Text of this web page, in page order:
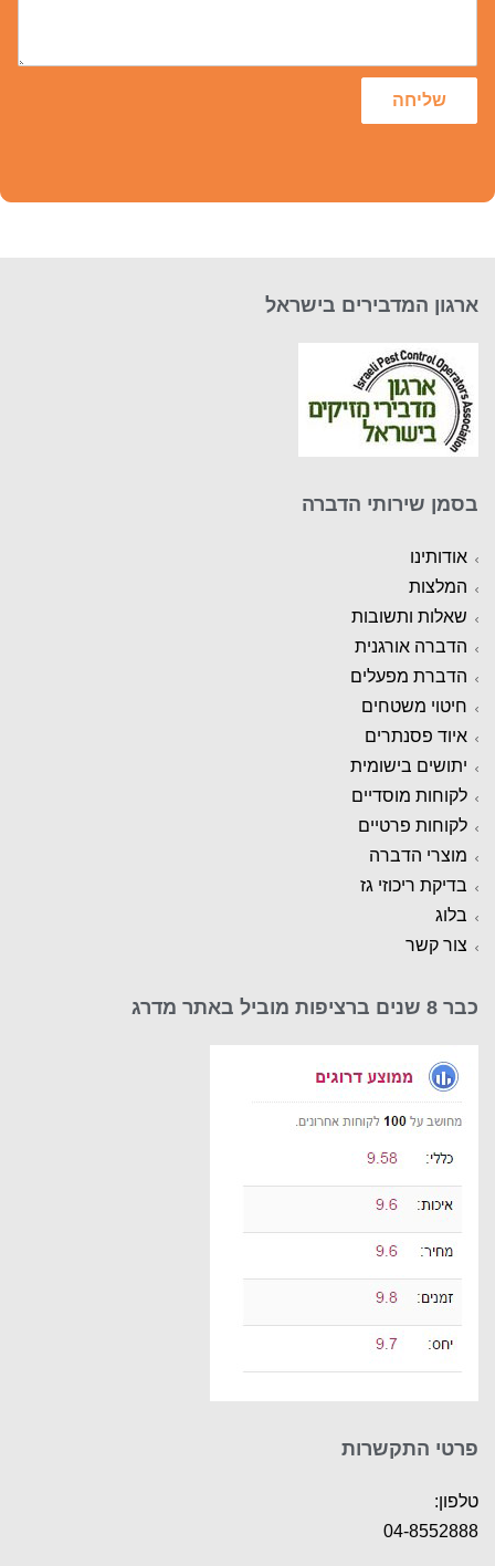
שליחה
ארגון המדבירים בישראל
בסמן שירותי הדברה
אודותינו
המלצות
שאלות ותשובות
הדברה אורגנית
הדברת מפעלים
חיטוי משטחים
איוד פסנתרים
יתושים בישומית
לקוחות מוסדיים
לקוחות פרטיים
מוצרי הדברה
בדיקת ריכוזי גז
בלוג
צור קשר
כבר 8 שנים ברציפות מוביל באתר מדרג
פרטי התקשרות
טלפון:
04-8552888